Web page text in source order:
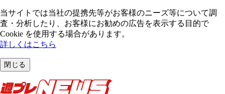
当サイトでは当社の提携先等がお客様のニーズ等について調
査・分析したり、お客様にお勧めの広告を表⽰する⽬的で
Cookie を使⽤する場合があります。
詳しくはこちら
閉じる